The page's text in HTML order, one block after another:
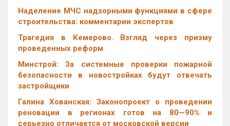
Наделение МЧС надзорными функциями в сфере
строительства: комментарии экспертов
Трагедия в Кемерово. Взгляд через призму
проведенных реформ
Минстрой: За системные проверки пожарной
безопасности в новостройках будут отвечать
застройщики
Галина Хованская: Законопроект о проведении
реновации в регионах готов на 80—90% и
серьезно отличается от московской версии